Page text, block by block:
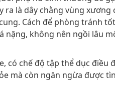
ra là dây chằng vùng xương
Cách để phòng tránh
nặng, không nên ngồi lâu
có chế độ tập thể dục điều
mà còn ngăn ngừa được